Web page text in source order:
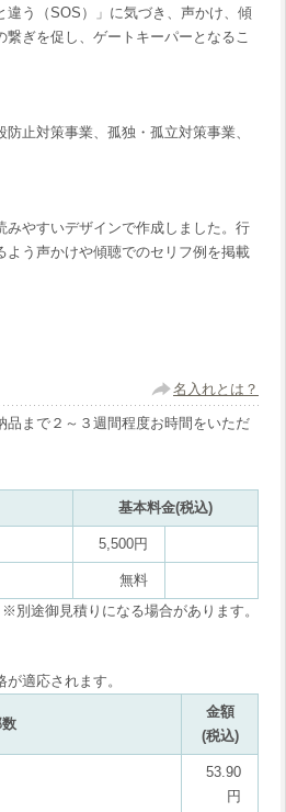
違う（SOS）」に気づき、声かけ、傾
ぎを促し、ゲートキーパーとなるこ
止対策事業、孤独・孤立対策事業、
みやすいデザインで作成しました。行
よう声かけや傾聴でのセリフ例を掲載
名入れとは？
品まで２～３週間程度お時間をいただ
基本料金(税込)
5,500円
無料
※別途御見積りになる場合があります。
適応されます。
金額
(税込)
53.90
円